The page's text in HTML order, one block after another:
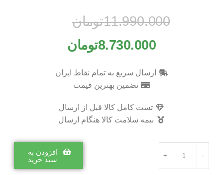
11.990.000تومان
8.730.000تومان
ارسال سریع به تمام نقاط ایران
تضمین بهترین قیمت
تست کامل کالا قبل از ارسال
بیمه سلامت کالا هنگام ارسال
افزودن به
سبد خرید